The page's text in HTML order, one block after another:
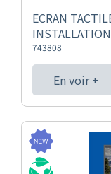
ECRAN
743808
En voir +